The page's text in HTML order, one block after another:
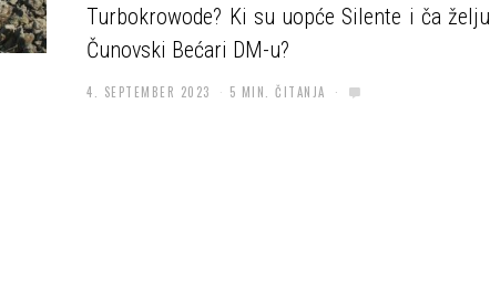
Turbokrowode? Ki su uopće Silente i ča želju
Čunovski Bećari DM-u?
4. SEPTEMBER 2023 5 MIN. ČITANJA